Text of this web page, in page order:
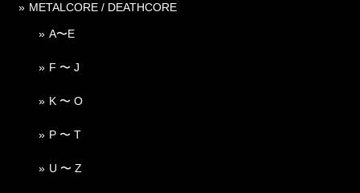
METALCORE / DEATHCORE
A〜E
F 〜 J
K 〜 O
P 〜 T
U 〜 Z